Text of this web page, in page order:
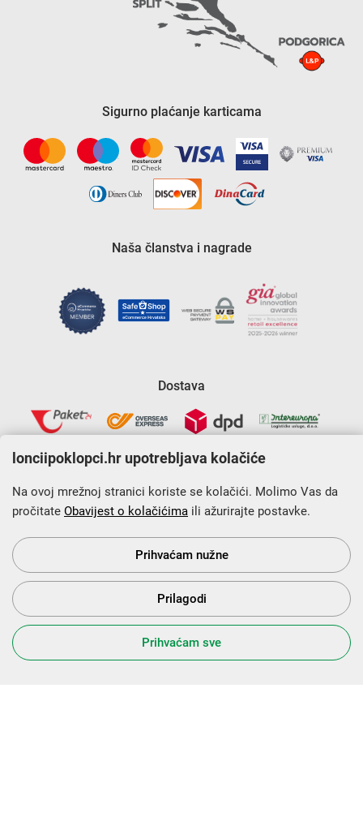
Sigurno plaćanje karticama
Naša članstva i nagrade
Dostava
Krajnji primatelj financijskog instrumenta sufinanciranog iz
Europskog fonda za regionalni razvoj u sklopu Operativnog
programa „Konkurentnost i kohezija”.
s Vama od 2014. godine!
lonciipoklopci.hr upotrebljava kolačiće
Na ovoj mrežnoj stranici koriste se kolačići. Molimo Vas da
pročitate Obavijest o kolačićima ili ažurirajte postavke.
Prihvaćam nužne
Prilagodi
Prihvaćam sve